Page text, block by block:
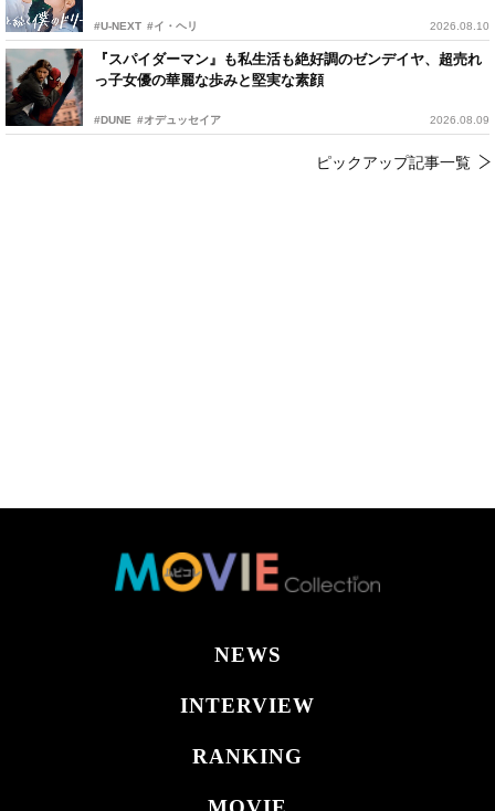
#U-NEXT #イ・ヘリ 2026.08.10
『スパイダーマン』も私生活も絶好調のゼンデイヤ、超売れ
っ子女優の華麗な歩みと堅実な素顔
#DUNE #オデュッセイア 2026.08.09
ピックアップ記事一覧
NEWS
INTERVIEW
RANKING